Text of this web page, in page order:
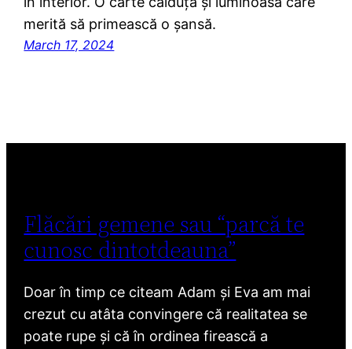
merită să primească o șansă.
March 17, 2024
Flăcări gemene sau “parcă te
cunosc dintotdeauna”
Doar în timp ce citeam Adam și Eva am mai
crezut cu atâta convingere că realitatea se
poate rupe și că în ordinea firească a